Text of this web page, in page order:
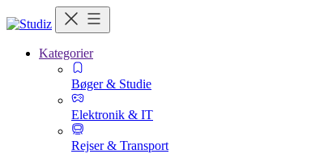
Kategorier
Bøger & Studie
Elektronik & IT
Rejser & Transport